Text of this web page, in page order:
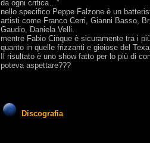
da ogni critica…”
nello specifico Peppe Falzone è un
artisti come Franco Cerri, Gianni Basso,
Gaudio, Daniela Velli.
mentre Fabio Cinque è sicuramente tra i
quanto in quelle frizzanti e gioiose del
Il risultato è uno show fatto per lo più di
poteva aspettare???
Discografia